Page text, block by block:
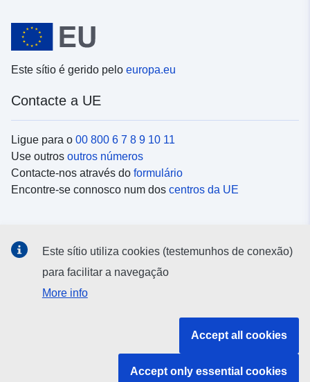
Este sítio é gerido pelo europa.eu
Contacte a UE
Ligue para o 00 800 6 7 8 9 10 11
Use outros outros números
Contacte-nos através do formulário
Encontre-se connosco num dos centros da UE
Procure as contas da UE nasredes sociais
Instituições e organismos da UE
Este sítio utiliza cookies (testemunhos de conexão)
para facilitar a navegação
More info
Accept all cookies
Accept only essential cookies